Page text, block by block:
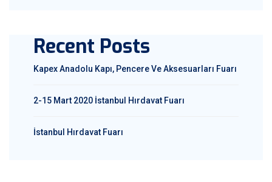
Recent Posts
Kapex Anadolu Kapı, Pencere Ve Aksesuarları Fuarı
2-15 Mart 2020 İstanbul Hırdavat Fuarı
İstanbul Hırdavat Fuarı